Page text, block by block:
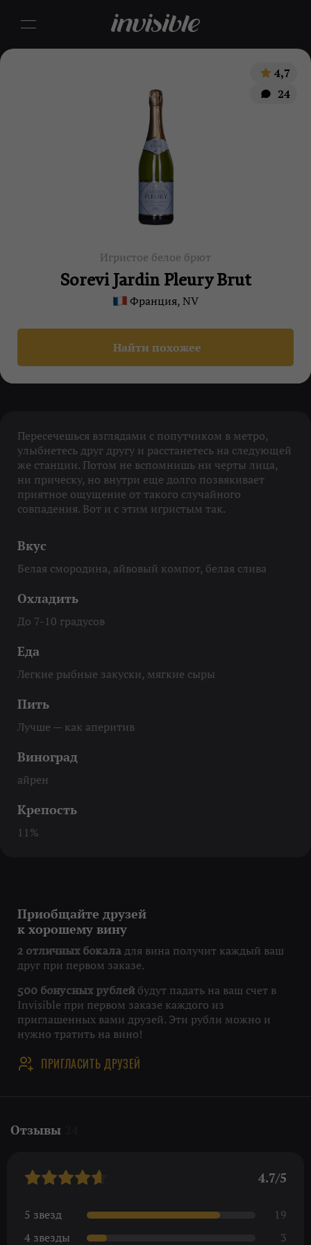
4,7
24
Игристое белое брют
Sorevi Jardin Pleury Brut
Франция, NV
Найти похожее
Пересечешься взглядами с попутчиком в метро,
улыбнетесь друг другу и расстанетесь на следующей
же станции. Потом не вспомнишь ни черты лица,
ни прическу, но внутри еще долго позвякивает
приятное ощущение от такого случайного
совпадения. Вот и с этим игристым так.
Вкус
Белая смородина, айвовый компот, белая слива
Охладить
До 7-10 градусов
Еда
Легкие рыбные закуски, мягкие сыры
Пить
Лучше — как аперитив
Виноград
айрен
Крепость
11%
Приобщайте друзей
к хорошему вину
2 отличных бокала для вина получит каждый ваш
друг при первом заказе.
500 бонусных рублей будут падать на ваш счет в
Invisible при первом заказе каждого из
приглашенных вами друзей. Эти рубли можно и
нужно тратить на вино!
ПРИГЛАСИТЬ ДРУЗЕЙ
Отзывы
4.7/5
5 звезд
19
4 звезды
3